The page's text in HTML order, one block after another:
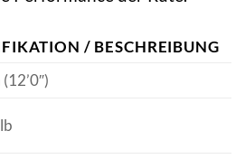
/ BESCHREIBUNG